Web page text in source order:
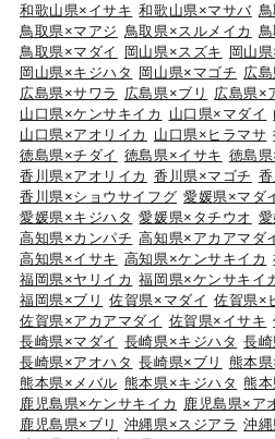
和歌山県×イサキ 和歌山県×マサバ
鳥取県×マアジ 鳥取県×スルメイカ
鳥取県×マダイ
岡山県×スズキ 岡山
岡山県×キジハタ
岡山県×マゴチ 広
広島県×サワラ
広島県×ブリ
広島県×
山口県×ケンサキイカ
山口県×マダイ
山口県×アオリイカ
山口県×ヒラマサ
徳島県×チダイ 徳島県×イサキ 徳島
香川県×アオリイカ 香川県×マゴチ
香川県×ショウサイフグ 愛媛県×マダ
愛媛県×キジハタ 愛媛県×タチウオ
高知県×カンパチ 高知県×アカアマダ
高知県×イサキ 高知県×ケンサキイカ
福岡県×ヤリイカ 福岡県×ケンサキイ
福岡県×ブリ
佐賀県×マダイ 佐賀県×
佐賀県×アカアマダイ 佐賀県×イサキ
長崎県×マダイ 長崎県×キジハタ 長
長崎県×アオハタ 長崎県×ブリ 熊本
熊本県×メバル 熊本県×キジハタ 熊
鹿児島県×ケンサキイカ
鹿児島県×ア
鹿児島県×ブリ
沖縄県×スジアラ 沖